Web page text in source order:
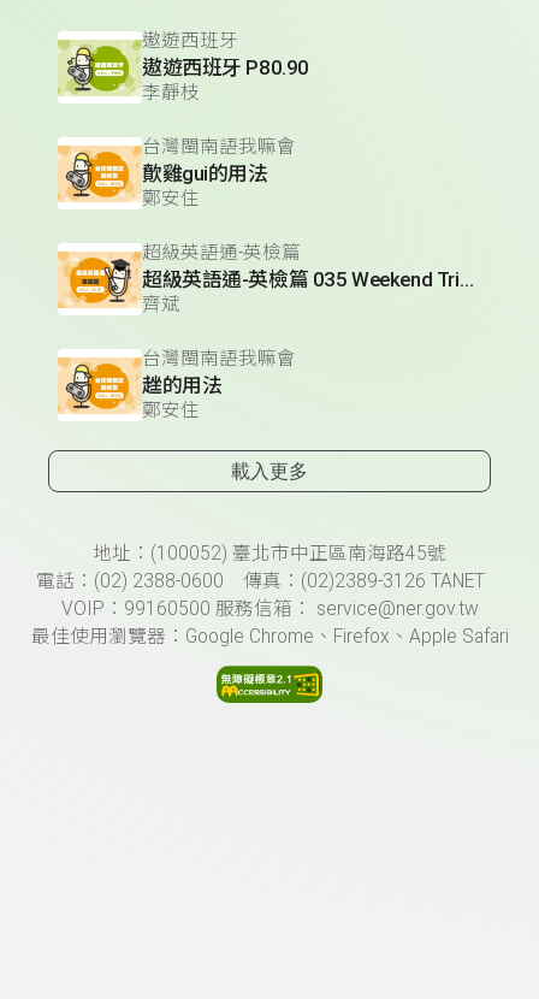
遨遊西班牙
遨遊西班牙 P80.90
李靜枝
台灣閩南語我嘛會
歕雞gui的用法
鄭安住
超級英語通-英檢篇
超級英語通-英檢篇 035 Weekend Trip- 週末旅遊
齊斌
台灣閩南語我嘛會
趖的用法
鄭安住
載入更多
頁尾資訊地址：(100052) 臺北市中正區南海路45號
電話：(02) 2388-0600 傳真：(02)2389-3126 TANET
VOIP：99160500 服務信箱： service@ner.gov.tw
最佳使用瀏覽器：Google Chrome、Firefox、Apple Safari